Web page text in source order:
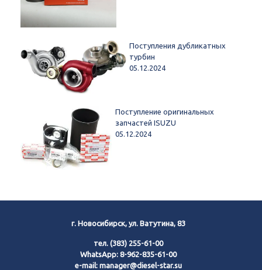
Поступления дубликатных
турбин
05.12.2024
Поступление оригинальных
запчастей ISUZU
05.12.2024
г. Новосибирск, ул. Ватутина, 83
тел. (383) 255-61-00
WhatsApp: 8-962-835-61-00
e-mail: manager@diesel-star.su